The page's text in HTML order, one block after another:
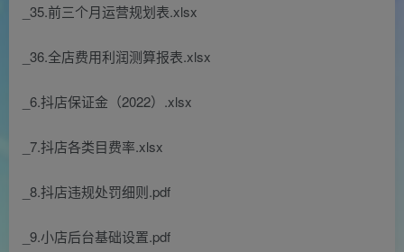
_35.前三个月运营规划表.xlsx
_36.全店费用利润测算报表.xlsx
_6.抖店保证金（2022）.xlsx
_7.抖店各类目费率.xlsx
_8.抖店违规处罚细则.pdf
_9.小店后台基础设置.pdf